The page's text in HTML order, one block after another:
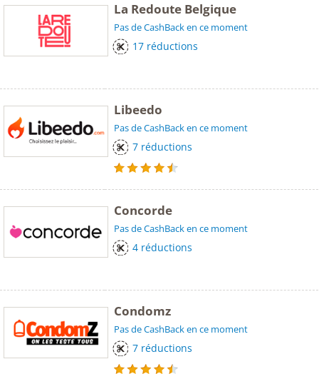
La Redoute Belgique
Pas de CashBack en ce moment
17 réductions
Libeedo
Pas de CashBack en ce moment
7 réductions
Concorde
Pas de CashBack en ce moment
4 réductions
Condomz
Pas de CashBack en ce moment
7 réductions